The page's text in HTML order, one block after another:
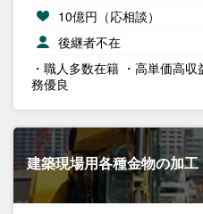
10億円（応相談）
後継者不在
・職人多数在籍 ・高単価高
務優良
建築現場用各種金物の加